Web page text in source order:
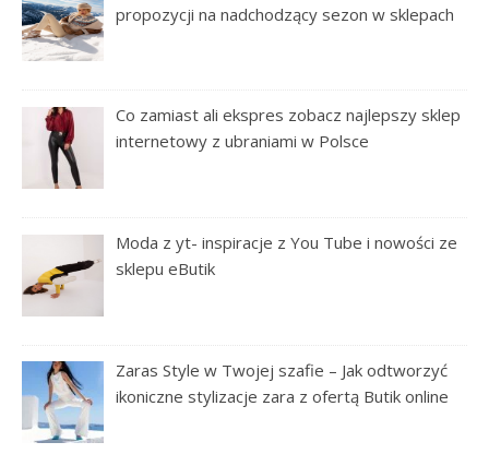
propozycji na nadchodzący sezon w sklepach
Co zamiast ali ekspres zobacz najlepszy sklep
internetowy z ubraniami w Polsce
Moda z yt- inspiracje z You Tube i nowości ze
sklepu eButik
Zaras Style w Twojej szafie – Jak odtworzyć
ikoniczne stylizacje zara z ofertą Butik online